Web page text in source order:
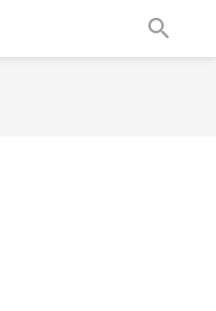
search